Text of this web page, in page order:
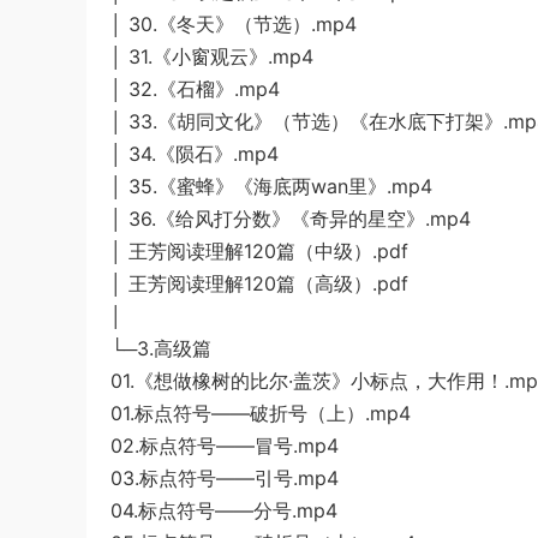
│ 30.《冬天》（节选）.mp4
│ 31.《小窗观云》.mp4
│ 32.《石榴》.mp4
│ 33.《胡同文化》（节选）《在水底下打架》
│ 34.《陨石》.mp4
│ 35.《蜜蜂》《海底两wan里》.mp4
│ 36.《给风打分数》《奇异的星空》.mp4
│ 王芳阅读理解120篇（中级）.pdf
│ 王芳阅读理解120篇（高级）.pdf
└─3.高级篇
01.《想做橡树的比尔·盖茨》小标点，大作用！
01.标点符号——破折号（上）.mp4
02.标点符号——冒号.mp4
03.标点符号——引号.mp4
04.标点符号——分号.mp4